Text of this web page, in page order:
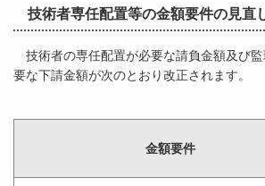
技術者専任配置等の金額要件の見直
技術者の専任配置が必要な請負金額及び
要な下請金額が次のとおり改正されます。
金額要件